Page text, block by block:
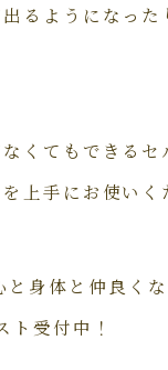
るようになっ
くてもできる
上手にお使いく
体と仲良くな
ト受付中！